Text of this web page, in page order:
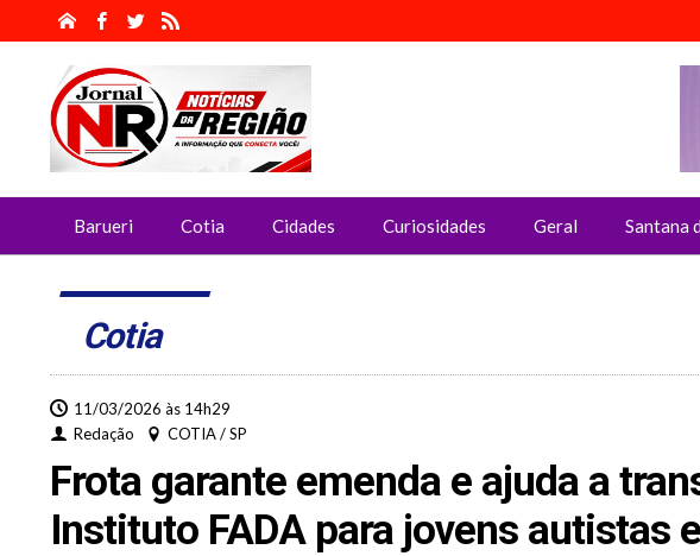
Barueri Cotia Cidades Curiosidades Geral Santana
Cotia
11/03/2026 às 14h29
Redação
COTIA / SP
Frota garante emenda e ajuda a
Instituto FADA para jovens autistas